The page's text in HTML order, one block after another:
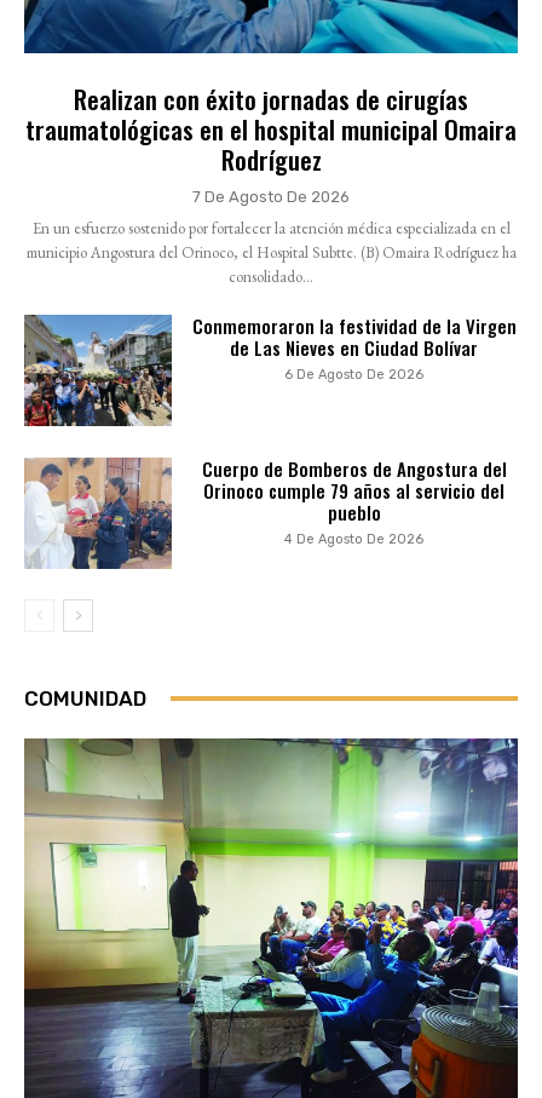
Realizan con éxito jornadas de cirugías
traumatológicas en el hospital municipal Omaira
Rodríguez
7 De Agosto De 2026
En un esfuerzo sostenido por fortalecer la atención médica especializada en el
municipio Angostura del Orinoco, el Hospital Subtte. (B) Omaira Rodríguez ha
consolidado...
Conmemoraron la festividad de la Virgen
de Las Nieves en Ciudad Bolívar
6 De Agosto De 2026
Cuerpo de Bomberos de Angostura del
Orinoco cumple 79 años al servicio del
pueblo
4 De Agosto De 2026
COMUNIDAD